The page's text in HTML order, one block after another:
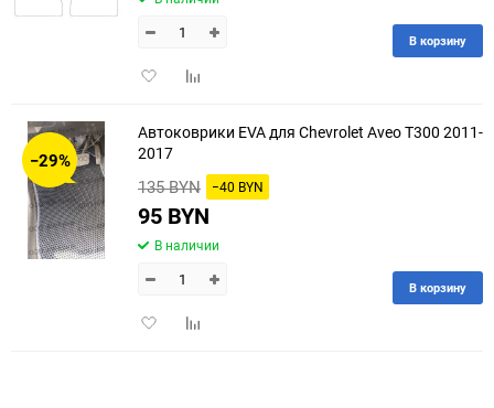
150
ДобавитьДобавить
В корзину
−29%
Автоковрики EVA для Chevrolet Aveo T300 2011-
2017
135 BYN −40 BYN
95 BYN
В наличии
ДобавитьДобавить
В корзину